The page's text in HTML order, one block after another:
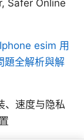
Safer Online
Iphone esim 用
題全解析與解
、速度与隐私